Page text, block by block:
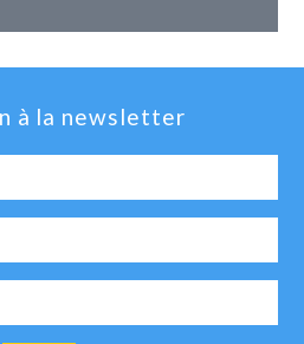
à la newsletter